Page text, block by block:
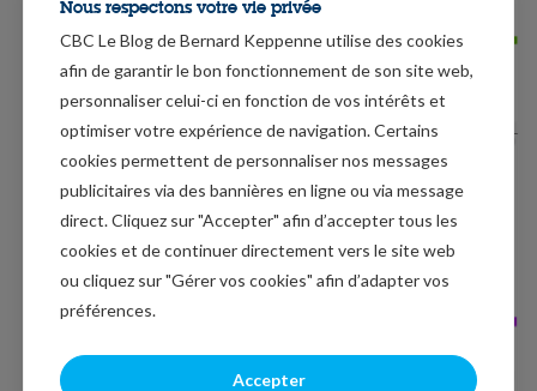
Nous respectons votre vie privée
CBC Le Blog de Bernard Keppenne utilise des cookies
afin de garantir le bon fonctionnement de son site web,
personnaliser celui-ci en fonction de vos intérêts et
optimiser votre expérience de navigation. Certains
cookies permettent de personnaliser nos messages
publicitaires via des bannières en ligne ou via message
direct. Cliquez sur "Accepter" afin d’accepter tous les
cookies et de continuer directement vers le site web
ou cliquez sur "Gérer vos cookies" afin d’adapter vos
préférences.
Accepter